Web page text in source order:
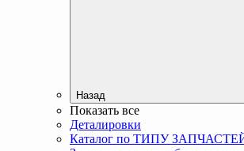
Назад
Показать все
Деталировки
Каталог по ТИПУ